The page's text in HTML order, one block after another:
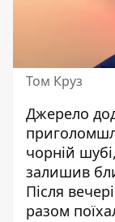
Том Круз
Джерело
чорній
залишив
Після
разом